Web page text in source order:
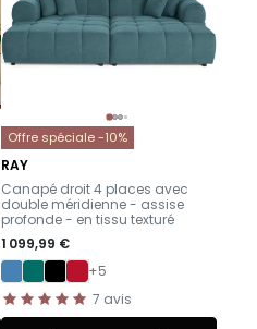
Offre spéciale -10%
RAY
-
Canapé droit 4 places avec
double méridienne - assise
profonde - en tissu texturé
1 099,99 €
+5
7 avis